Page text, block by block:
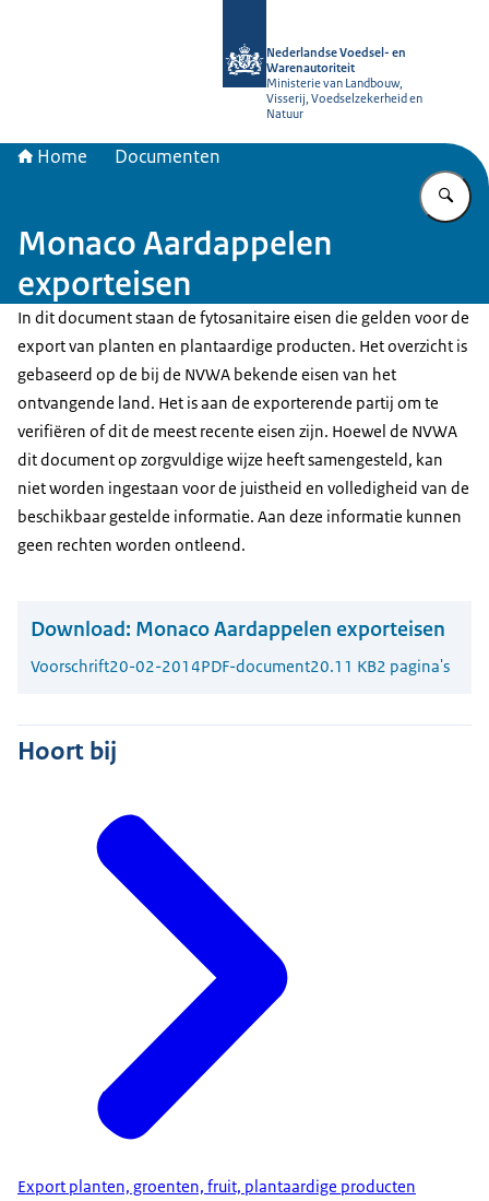
Nederlandse Voedsel- en
Warenautoriteit
Ministerie van Landbouw,
Visserij, Voedselzekerheid en
Natuur
Home Documenten
Monaco Aardappelen
exporteisen
In dit document staan de fytosanitaire eisen die gelden voor de
export van planten en plantaardige producten. Het overzicht is
gebaseerd op de bij de NVWA bekende eisen van het
ontvangende land. Het is aan de exporterende partij om te
verifiëren of dit de meest recente eisen zijn. Hoewel de NVWA
dit document op zorgvuldige wijze heeft samengesteld, kan
niet worden ingestaan voor de juistheid en volledigheid van de
beschikbaar gestelde informatie. Aan deze informatie kunnen
geen rechten worden ontleend.
Download: Monaco Aardappelen exporteisen
Voorschrift20-02-2014PDF-document20.11 KB2 pagina's
Hoort bij
Export planten, groenten, fruit, plantaardige producten